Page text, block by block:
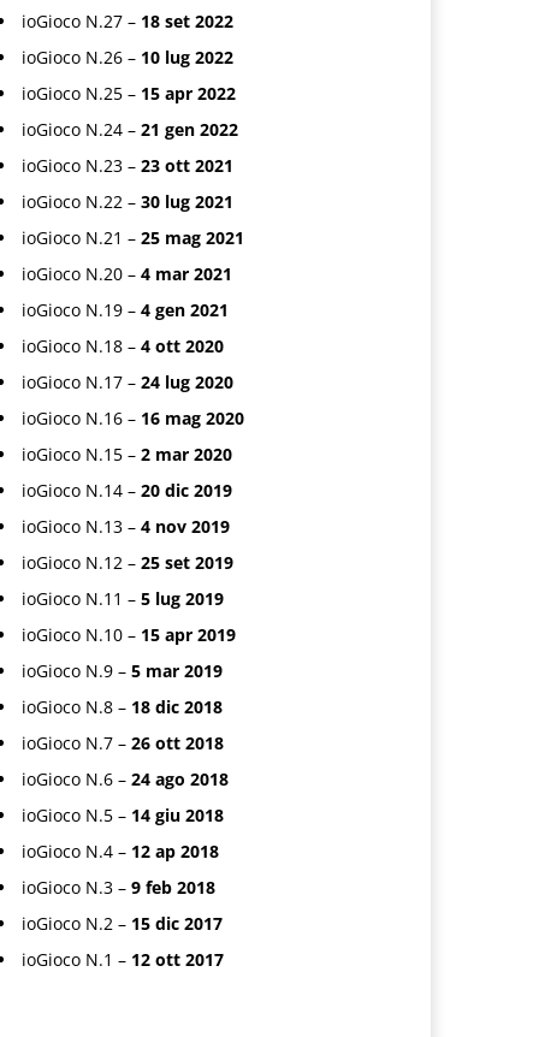
ioGioco N.27 – 18 set 2022
ioGioco N.26 – 10 lug 2022
ioGioco N.25 – 15 apr 2022
ioGioco N.24 – 21 gen 2022
ioGioco N.23 – 23 ott 2021
ioGioco N.22 – 30 lug 2021
ioGioco N.21 – 25 mag 2021
ioGioco N.20 – 4 mar 2021
ioGioco N.19 – 4 gen 2021
ioGioco N.18 – 4 ott 2020
ioGioco N.17 – 24 lug 2020
ioGioco N.16 – 16 mag 2020
ioGioco N.15 – 2 mar 2020
ioGioco N.14 – 20 dic 2019
ioGioco N.13 – 4 nov 2019
ioGioco N.12 – 25 set 2019
ioGioco N.11 – 5 lug 2019
ioGioco N.10 – 15 apr 2019
ioGioco N.9 – 5 mar 2019
ioGioco N.8 – 18 dic 2018
ioGioco N.7 – 26 ott 2018
ioGioco N.6 – 24 ago 2018
ioGioco N.5 – 14 giu 2018
ioGioco N.4 – 12 ap 2018
ioGioco N.3 – 9 feb 2018
ioGioco N.2 – 15 dic 2017
ioGioco N.1 – 12 ott 2017